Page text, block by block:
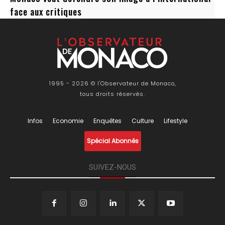
face aux critiques
1995 - 2026 © l'Observateur de Monaco,
tous droits réservés.
Infos Economie Enquêtes Culture Lifestyle
Spécial Abonnés
SUIVEZ-NOUS